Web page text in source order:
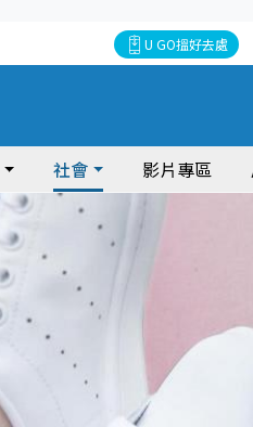
U GO搵好去處
社會 影片專區